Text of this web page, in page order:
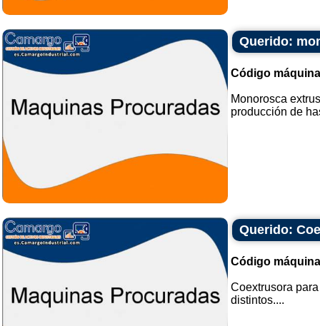
Querido:
Código
Monorosca
producción de
Querido:
Código
Coextrusora
distintos....